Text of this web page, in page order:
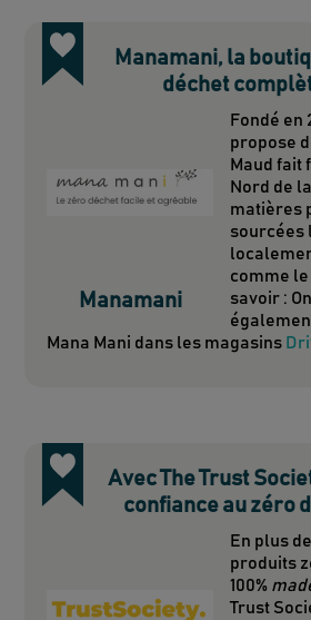
Manamani, la
déchet
Manamani
Fondé en
propose
Maud fait
Nord de
matières
sourcées
comme le
savoir :
Mana Mani dans les magasins
Avec The Trust
confiance au zéro
En plus
produits
100%
Trust